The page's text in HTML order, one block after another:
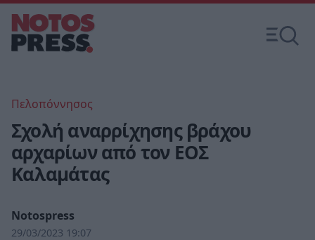
Πελοπόννησος
Σχολή αναρρίχησης βράχου
αρχαρίων από τον ΕΟΣ
Καλαμάτας
Notospress
29/03/2023 19:07